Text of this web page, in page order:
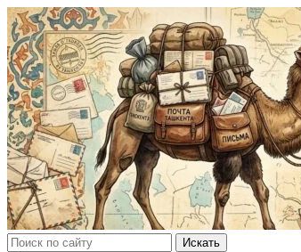
Искать